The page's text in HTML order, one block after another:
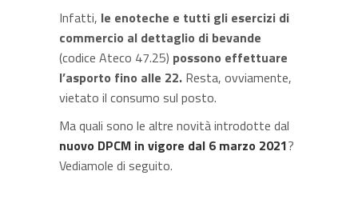
Infatti, le enoteche e tutti gli esercizi di
commercio al dettaglio di bevande
(codice Ateco 47.25) possono effettuare
l’asporto fino alle 22. Resta, ovviamente,
vietato il consumo sul posto.
Ma quali sono le altre novità introdotte dal
nuovo DPCM in vigore dal 6 marzo 2021?
Vediamole di seguito.